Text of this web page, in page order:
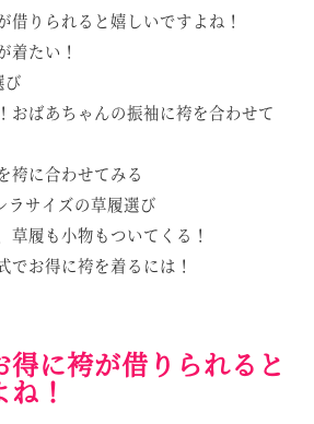
りられると嬉しいですよね！
着たい！
び
おばあちゃんの振袖に袴を合わせて
袴に合わせてみる
ラサイズの草履選び
草履も小物もついてくる！
お得に袴を着るには！
に袴が借りられると
！